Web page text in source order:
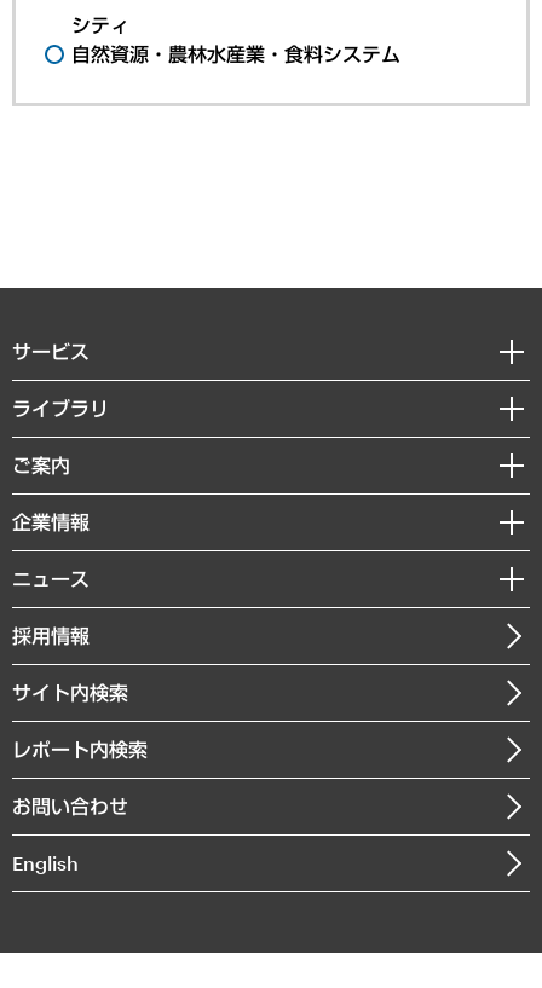
シティ
自然資源・農林水産業・食料システム
サービス
経営戦略
組織・人事戦略
デジタルイノベーション
共生・ダイバーシティ
GRC（ガバナンス・リスク・コンプライアンス）・防災（政策）
経済・産業・雇用・労働
まちづくり・観光・交通・スポーツ・スマートシティ
自然資源・農林水産業・食料システム
ライブラリ
経済調査
レポート
コラム
経営用語集
受託・受注実績（官公庁関連）
メディア掲載・出演
ご案内
セミナー・イベント情報
MUFGビジネスセミナー
受託案件情報
企業情報
私たちの想い
社長メッセージ
会社概要
沿革
組織図・本部部室紹介
インドネシア現地法人
個人情報保護方針
ニュース
ニュースリリース
お知らせ
採用情報
サイト内検索
レポート内検索
お問い合わせ
English